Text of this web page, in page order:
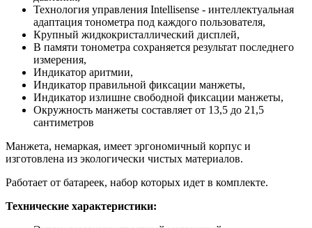
Технология управления Intellisense - интеллектуальная
адаптация тонометра под каждого пользователя,
Крупный жидкокристаллический дисплей,
В памяти тонометра сохраняется результат последнего
измерения,
Индикатор аритмии,
Индикатор правильной фиксации манжеты,
Индикатор излишне свободной фиксации манжеты,
Окружность манжеты составляет от 13,5 до 21,5
сантиметров
Манжета, немаркая, имеет эргономичный корпус и
изготовлена из экологически чистых материалов.
Работает от батареек, набор которых идет в комплекте.
Технические характеристики: